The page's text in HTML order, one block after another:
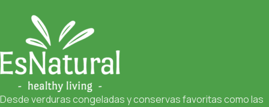
Desde verduras congeladas y conservas favoritas como las